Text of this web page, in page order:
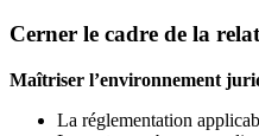
Cerner le cadre de la
Maîtriser l’environnement
La réglementation